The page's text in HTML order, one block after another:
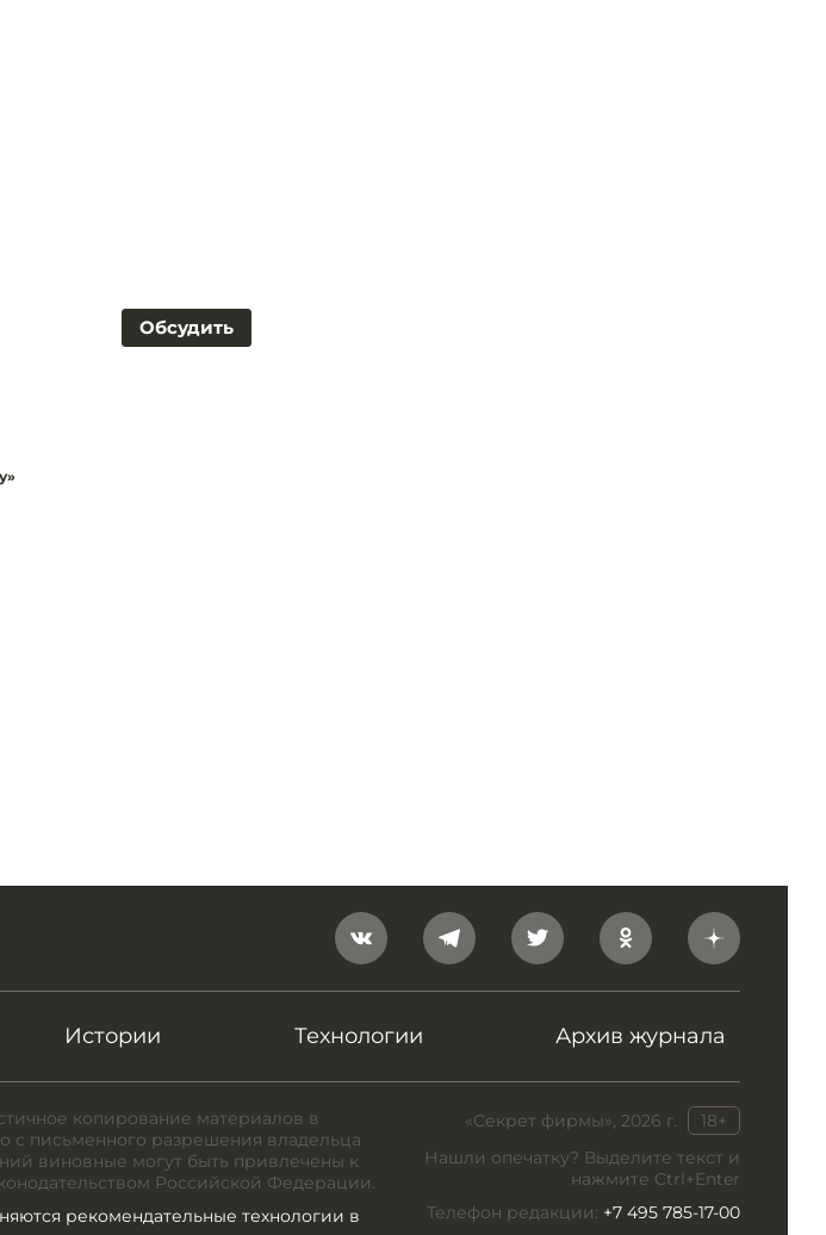
Обсудить
Истории Технологии Архив журнала
«Секрет фирмы», 2026 г.
18+
Нашли опечатку? Выделите текст и
нажмите Ctrl+Enter
Телефон редакции: +7 495 785-17-00
копирование материалов в
с письменного разрешения владельца
виновные могут быть привлечены к
Российской Федерации.
рекомендательные технологии в